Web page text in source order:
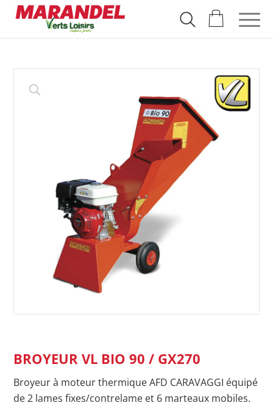
BROYEUR VL BIO 90 / GX270
Broyeur à moteur thermique AFD CARAVAGGI équipé
de 2 lames fixes/contrelame et 6 marteaux mobiles.